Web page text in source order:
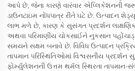
આપે છે, જેના કારણે વારંવાર એપ્લિકેશનની
ડાઉનટાઇમ નોંધપાત્ર રીતે ઘટે છે. ઉત્પાદન
લાભ મળે છે, કારણ કે સુસંગત પ્રદર્શન
અથવા પરિમાણીય ચોકસાઈને નુકસાન
સમયને સક્ષમ બનાવે છે. વિવિધ ઉત્પાદન
તાપમાન પરિસ્થિતિઓમાં વિશ્વસનીય પ્રદર્શન
ફોર્મ્યુલેશનની ઉત્તમ થર્મલ સ્થિરતા તાપમાન-